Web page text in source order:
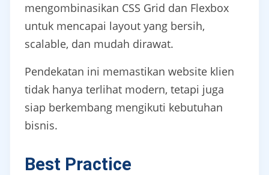
mengombinasikan CSS Grid dan Flexbox
untuk mencapai layout yang bersih,
scalable, dan mudah dirawat.
Pendekatan ini memastikan website klien
tidak hanya terlihat modern, tetapi juga
siap berkembang mengikuti kebutuhan
bisnis.
Best Practice